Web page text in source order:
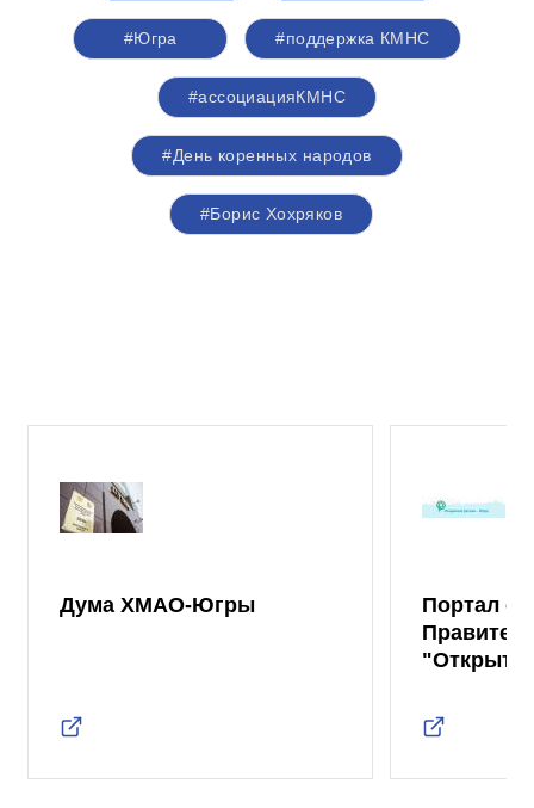
#Югра #поддержка КМНС
#ассоциацияКМНС
#День коренных народов
#Борис Хохряков
Дума ХМАО-Югры
Портал